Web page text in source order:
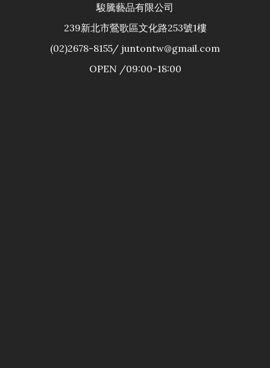
駿騰藝品有限公司
239新北市鶯歌區文化路253號1樓
(02)2678-8155/ juntontw@gmail.com
OPEN /09:00-18:00